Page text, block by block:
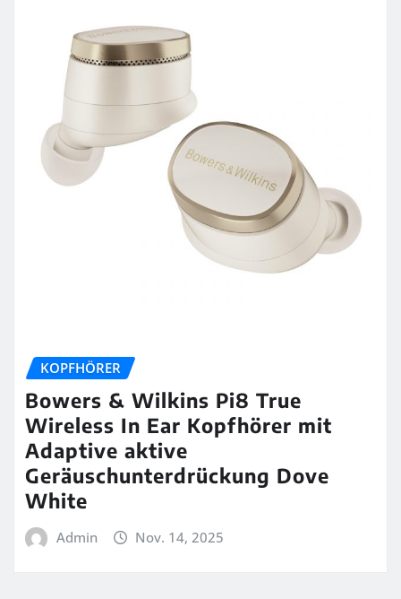
KOPFHÖRER
Bowers & Wilkins Pi8 True
Wireless In Ear Kopfhörer mit
Adaptive aktive
Geräuschunterdrückung Dove
White
Admin Nov. 14, 2025